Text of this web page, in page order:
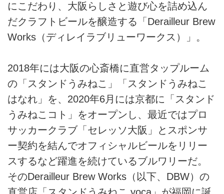
にこだわり、大阪らしさと遊び心を詰め込ん
だクラフトビールを醸造する「Derailleur Brew
Works（ディレイラブリューワークス）」。
2018年には大阪の心斎橋に直営タップルーム
の「スタンドうみねこ」「スタンドうみねこ
はなれ」を、2020年6月には京都に「スタンド
うみねこコト」をオープンし、最近ではプロ
サッカークラブ「セレッソ大阪」とスポンサ
ー契約を結んでオフィシャルビールをリリー
スするなど躍進を続けているブルワリーだ。
そのDerailleur Brew Works（以下、DBW）の